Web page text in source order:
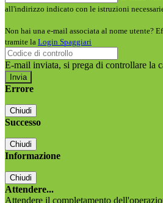
all'indirizzo indicato con le istruzioni
Non hai una e-mail associata al nome utente?
tramite la Login Spaggiari
E-mail inviata, si prega di controllare la
Errore
Chiudi
Successo
Chiudi
Informazione
Chiudi
Attendere...
Attendere il completamento